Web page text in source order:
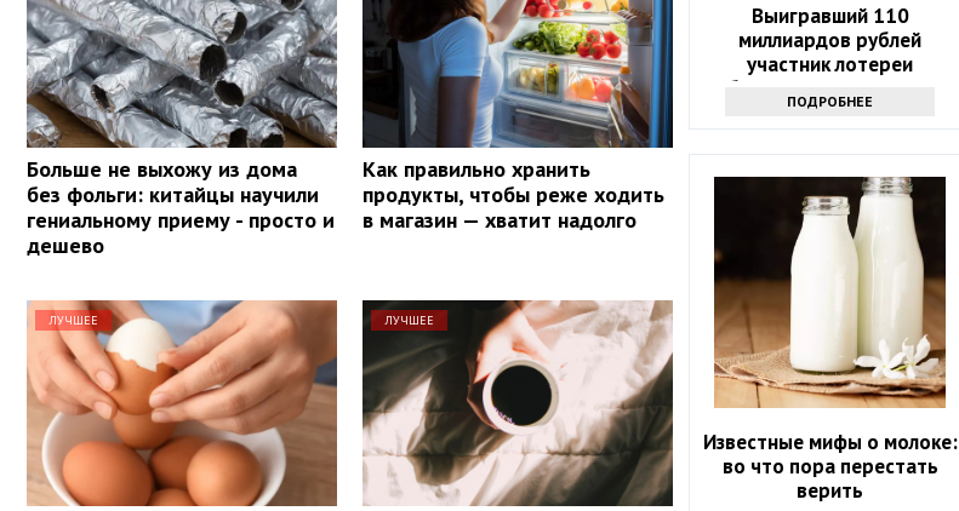
Больше не выхожу из дома
без фольги: китайцы научили
гениальному приему - просто и
дешево
Как правильно хранить
продукты, чтобы реже ходить
в магазин — хватит надолго
ЛУЧШЕЕ ЛУЧШЕЕ
Выигравший 110
миллиардов рублей
участник лотереи
объявился через девять
месяцев
ПОДРОБНЕЕ
Известные мифы о молоке:
во что пора перестать
верить